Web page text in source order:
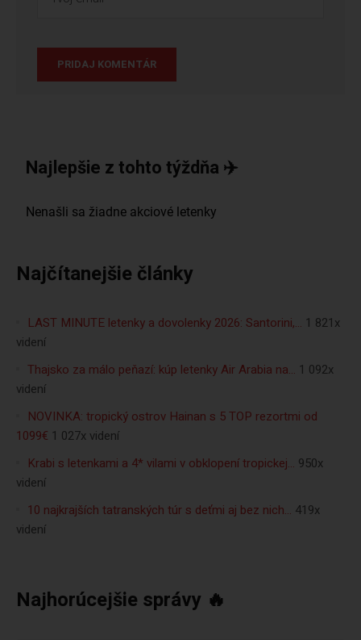
Najlepšie z tohto týždňa ✈️
Najčítanejšie články
LAST MINUTE letenky a dovolenky 2026: Santorini,… 1 821x
videní
Thajsko za málo peňazí: kúp letenky Air Arabia na… 1 092x
videní
NOVINKA: tropický ostrov Hainan s 5 TOP rezortmi od
1099€ 1 027x videní
Krabi s letenkami a 4* vilami v obklopení tropickej… 950x
videní
10 najkrajších tatranských túr s deťmi aj bez nich… 419x
videní
Najhorúcejšie správy 🔥